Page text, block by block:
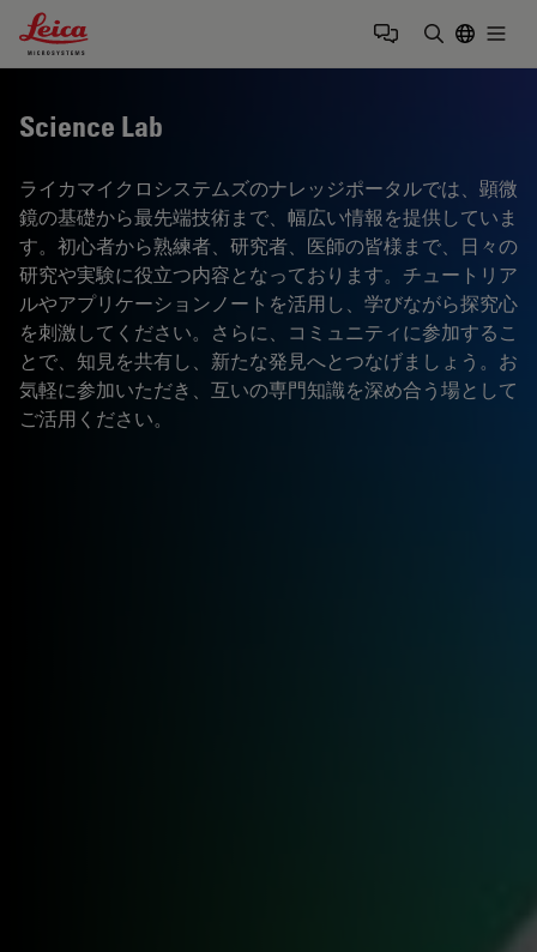
Leica Microsystems Logo
Science Lab
ライカマイクロシステムズのナレッジポータルでは、顕微
鏡の基礎から最先端技術まで、幅広い情報を提供していま
す。初心者から熟練者、研究者、医師の皆様まで、日々の
研究や実験に役立つ内容となっております。チュートリア
ルやアプリケーションノートを活用し、学びながら探究心
を刺激してください。さらに、コミュニティに参加するこ
とで、知見を共有し、新たな発見へとつなげましょう。お
気軽に参加いただき、互いの専門知識を深め合う場として
ご活用ください。